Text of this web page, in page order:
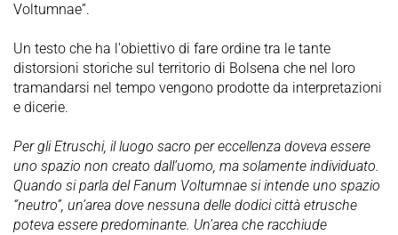
Voltumnae”.
Un testo che ha l'obiettivo di fare ordine tra le tante
distorsioni storiche sul territorio di Bolsena che nel loro
tramandarsi nel tempo vengono prodotte da interpretazioni
e dicerie.
Per gli Etruschi, il luogo sacro per eccellenza doveva essere
uno spazio non creato dall’uomo, ma solamente individuato.
Quando si parla del Fanum Voltumnae si intende uno spazio
“neutro”, un’area dove nessuna delle dodici città etrusche
poteva essere predominante. Un’area che racchiude